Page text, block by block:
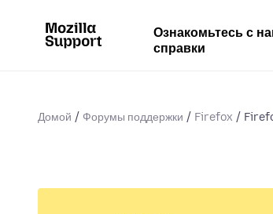
Ознакомьтесь с
справки
Домой Форумы поддержки Firefox